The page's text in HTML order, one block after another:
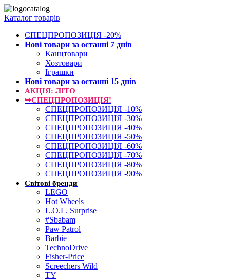
Каталог товарів
СПЕЦПРОПОЗИЦІЯ -20%
Нові товари за останнi 7 днiв
Канцтовари
Хозтовари
Іграшки
Нові товари за останнi 15 днiв
АКЦІЯ: ЛІТО
➥СПЕЦПРОПОЗИЦІЯ!
СПЕЦПРОПОЗИЦІЯ -10%
СПЕЦПРОПОЗИЦІЯ -30%
СПЕЦПРОПОЗИЦІЯ -40%
СПЕЦПРОПОЗИЦІЯ -50%
СПЕЦПРОПОЗИЦІЯ -60%
СПЕЦПРОПОЗИЦІЯ -70%
СПЕЦПРОПОЗИЦІЯ -80%
СПЕЦПРОПОЗИЦІЯ -90%
Світові бренди
LEGO
Hot Wheels
L.O.L. Surprise
#Sbabam
Paw Patrol
Barbie
TechnoDrive
Fisher-Price
Screechers Wild
TY